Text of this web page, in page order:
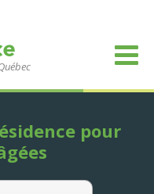
pour